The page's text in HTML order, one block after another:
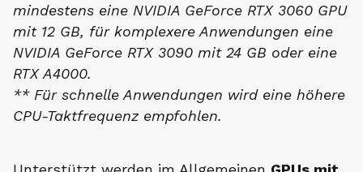
mindestens eine NVIDIA GeForce RTX 3060 GPU
mit 12 GB, für komplexere Anwendungen eine
NVIDIA GeForce RTX 3090 mit 24 GB oder eine
RTX A4000.
** Für schnelle Anwendungen wird eine höhere
CPU-Taktfrequenz empfohlen.